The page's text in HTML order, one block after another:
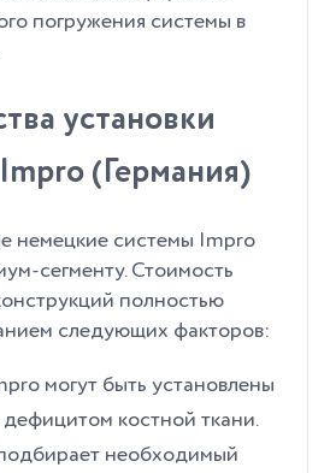
погружения системы в
установки
(Германия)
немецкие системы Impro
сегменту. Стоимость
полностью
следующих факторов:
могут быть установлены
костной ткани.
необходимый